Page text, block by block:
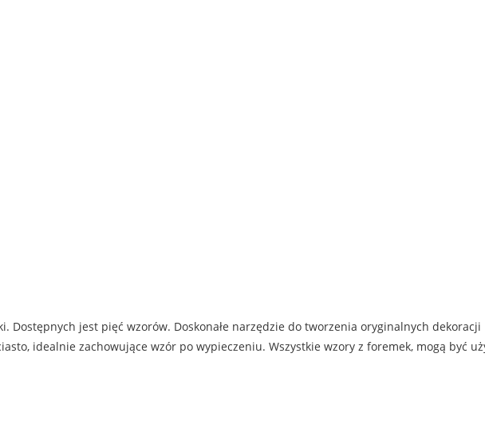
Dostępnych jest pięć wzorów. Doskonałe narzędzie do tworzenia oryginalnych dekoracji
idealnie zachowujące wzór po wypieczeniu. Wszystkie wzory z foremek, mogą być